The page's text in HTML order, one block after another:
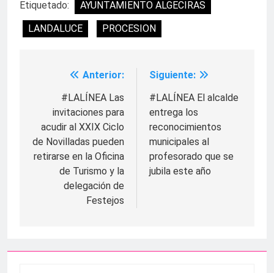
Etiquetado:
AYUNTAMIENTO ALGECIRAS
LANDALUCE
PROCESION
Navegación
entradas
Anterior:
#LALÍNEA Las
invitaciones para
acudir al XXIX Ciclo
de Novilladas pueden
retirarse en la Oficina
de Turismo y la
delegación de
Festejos
Siguiente:
#LALÍNEA El alcalde
entrega los
reconocimientos
municipales al
profesorado que se
jubila este año